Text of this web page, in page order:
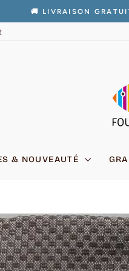
🚚 LIVRAISON
& NOUVEAUTÉ